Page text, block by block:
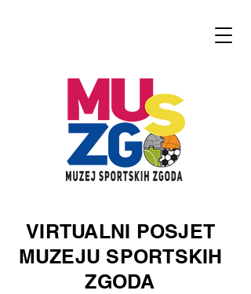
VIRTUALNI POSJET
MUZEJU SPORTSKIH
ZGODA